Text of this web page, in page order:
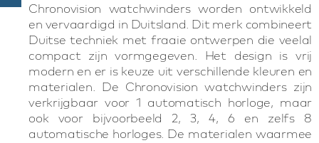
Chronovision watchwinders worden ontwikkeld
en vervaardigd in Duitsland. Dit merk combineert
Duitse techniek met fraaie ontwerpen die veelal
compact zijn vormgegeven. Het design is vrij
modern en er is keuze uit verschillende kleuren en
materialen. De Chronovision watchwinders zijn
verkrijgbaar voor 1 automatisch horloge, maar
ook voor bijvoorbeeld 2, 3, 4, 6 en zelfs 8
automatische horloges. De materialen waarmee